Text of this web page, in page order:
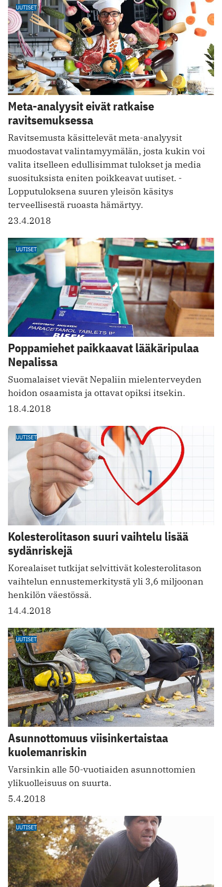
UUTISET
Meta-analyysit eivät ratkaise
ravitsemuksessa
Ravitsemusta käsittelevät meta-analyysit
muodostavat ­valintamyymälän, josta kukin voi
valita itselleen edullisimmat tulokset ja media
suosituksista eniten poikkeavat uutiset. ­
Lopputuloksena suuren yleisön käsitys
terveellisestä ruoasta hämärtyy.
23.4.2018
UUTISET
Poppamiehet paikkaavat lääkäripulaa
Nepalissa
Suomalaiset vievät Nepaliin mielenterveyden
hoidon osaamista ja ottavat opiksi itsekin.
18.4.2018
UUTISET
Kolesterolitason suuri vaihtelu lisää
sydänriskejä
Korealaiset tutkijat selvittivät kolesterolitason
vaihtelun ennustemerkitystä yli 3,6 miljoonan
henkilön väestössä.
14.4.2018
UUTISET
Asunnottomuus viisinkertaistaa
kuolemanriskin
Varsinkin alle 50-vuotiaiden asunnottomien
ylikuolleisuus on suurta.
5.4.2018
UUTISET